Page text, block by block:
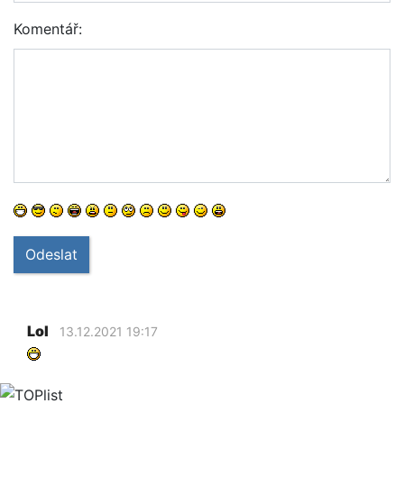
Komentář:
Odeslat
Lol 13.12.2021 19:17